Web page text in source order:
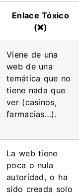
Enlace Tóxico
(❌)
Viene de una
web de una
temática que no
tiene nada que
ver (casinos,
farmacias…).
La web tiene
poca o nula
autoridad, o ha
sido creada solo